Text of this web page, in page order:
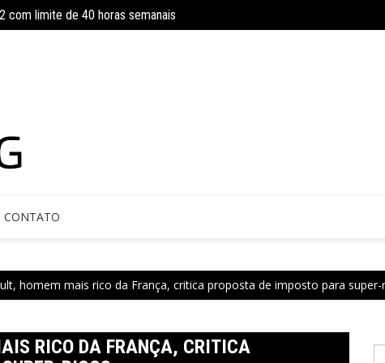
com limite de 40 horas semanais INSS amplia temporariamente
CONTATO
homem mais rico da França, critica proposta de imposto para super-
RICO DA FRANÇA, CRITICA